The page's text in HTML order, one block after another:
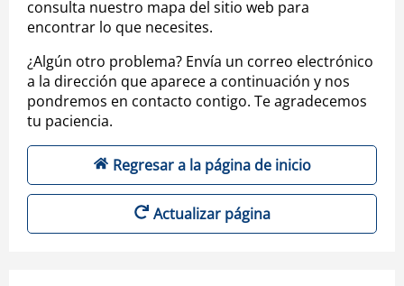
consulta nuestro mapa del sitio web para
encontrar lo que necesites.
¿Algún otro problema? Envía un correo electrónico
a la dirección que aparece a continuación y nos
pondremos en contacto contigo. Te agradecemos
tu paciencia.
Regresar a la página de inicio
Actualizar página